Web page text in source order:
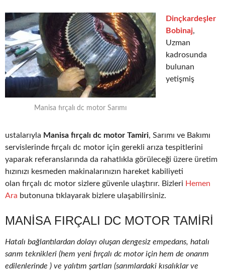
Manisa fırçalı dc motor Sarımı
Dinçkardeşler
Bobinaj,
Uzman
kadrosunda
bulunan
yetişmiş
ustalarıyla Manisa fırçalı dc motor Tamiri, Sarımı ve Bakımı
servislerinde fırçalı dc motor için gerekli arıza tespitlerini
yaparak referanslarında da rahatlıkla görüleceği üzere üretim
hızınızı kesmeden makinalarınızın hareket kabiliyeti
olan fırçalı dc motor sizlere güvenle ulaştırır. Bizleri Hemen
Ara butonuna tıklayarak bizlere ulaşabilirsiniz.
MANISA FIRÇALI DC MOTOR TAMIRI
Hatalı bağlantılardan dolayı oluşan dengesiz empedans, hatalı
sarım teknikleri (hem yeni fırçalı dc motor için hem de onarım
edilenlerinde ) ve yalıtım şartları (sarımlardaki kısalıklar ve